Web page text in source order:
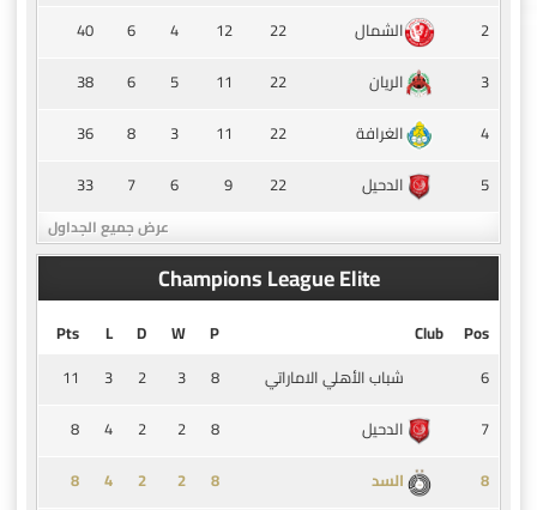
2
الشمال 22
12
4
6
40
3
الريان 22
11
5
6
38
4
الغرافة 22
11
3
8
36
5
الدحيل 22
9
6
7
33
عرض جميع الجداول
Champions League Elite
Pos
Club
P
W
D
L
Pts
6
شباب الأهلي الاماراتي 8
3
2
3
11
7
الدحيل 8
2
2
4
8
8
السد 8
2
2
4
8